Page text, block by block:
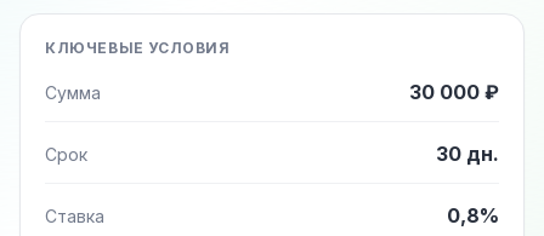
КЛЮЧЕВЫЕ УСЛОВИЯ
Сумма 30 000 ₽
Срок 30 дн.
Ставка 0,8%